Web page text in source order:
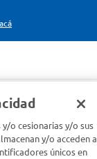
acá
y/o cesionarias y/o sus
y/o acceden a
únicos en